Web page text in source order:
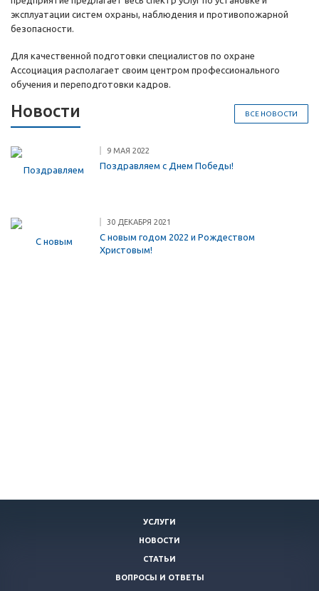
эксплуатации систем охраны, наблюдения и противопожарной
безопасности.
Для качественной подготовки специалистов по охране
Ассоциация располагает своим центром профессионального
обучения и переподготовки кадров.
ВСЕ НОВОСТИ
Новости
9 МАЯ 2022
Поздравляем с Днем Победы!
30 ДЕКАБРЯ 2021
С новым годом 2022 и Рождеством
Христовым!
УСЛУГИ
НОВОСТИ
СТАТЬИ
ВОПРОСЫ И ОТВЕТЫ